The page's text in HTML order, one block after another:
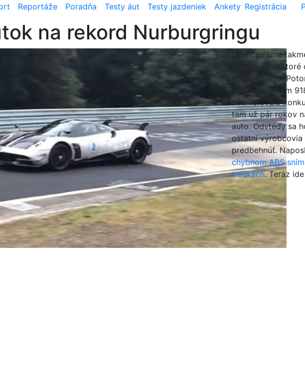
Reportáže Poradňa Testy áut Testy jazdeniek Ankety Registrácia
na rekord Nurburgringu
Dlhý čas sme
novom aute,
Nurburgringu.
s hyperšportom
zdemolovalo
tam už pár rokov
auto. Odvtedy sa
ostatní výrobcovia
predbehnúť.
chybnom ABS
troskách. Teraz